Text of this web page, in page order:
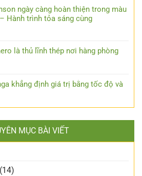
ngày càng hoàn thiện trong màu
Hành trình tỏa sáng cùng
là thủ lĩnh thép nơi hàng phòng
khẳng định giá trị bằng tốc độ và
MỤC BÀI VIẾT
(14)